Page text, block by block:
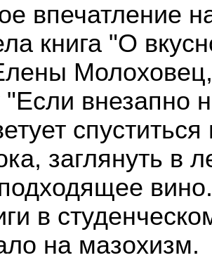
впечатление
книга "О
внезапно
спуститься
заглянуть в
в
на мазохизм.